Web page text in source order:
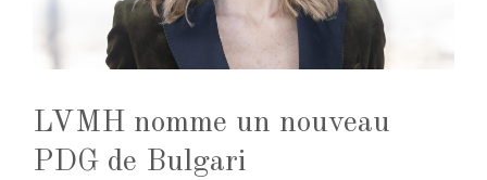
LVMH nomme un nouveau
PDG de Bulgari